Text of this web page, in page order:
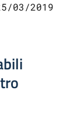
03/2019